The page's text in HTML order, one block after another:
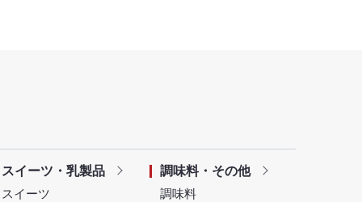
スイーツ・乳製品
スイーツ
調味料・その他
調味料